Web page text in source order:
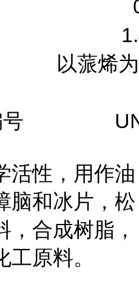
以蒎烯
活性，用作油
脑和冰片，松
合成树脂，
原料。